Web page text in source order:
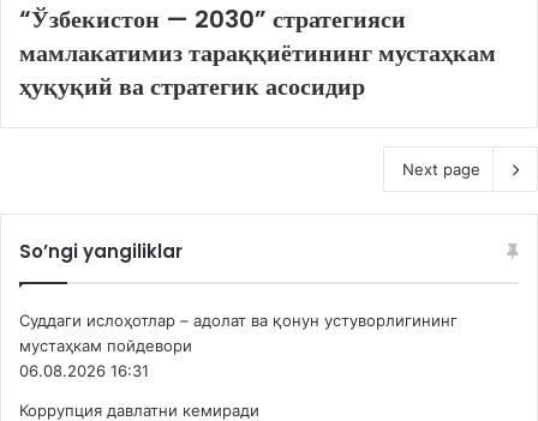
“Ўзбекистон — 2030” стратегияси
мамлакатимиз тараққиётининг мустаҳкам
ҳуқуқий ва стратегик асосидир
Next page
So’ngi yangiliklar
Суддаги ислоҳотлар – адолат ва қонун устуворлигининг
мустаҳкам пойдевори
06.08.2026 16:31
Коррупция давлатни кемиради